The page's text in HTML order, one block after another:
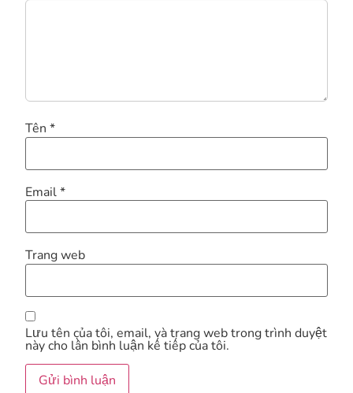
Tên *
Email*
Trang web
Lưu tên của tôi, email, và trang web trong trình duyệt
này cho lần bình luận kế tiếp của tôi.